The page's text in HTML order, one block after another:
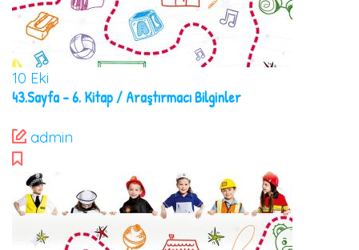
10 Eki
43.Sayfa – 6. Kitap / Araştırmacı Bilginler
admin